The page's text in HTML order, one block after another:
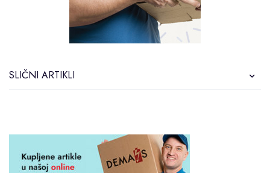
SLIČNI ARTIKLI